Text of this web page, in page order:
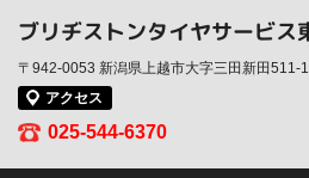
ブリヂストンタイヤサービス
〒942-0053 新潟県上越市大字三田新田511-1
アクセス
025-544-6370